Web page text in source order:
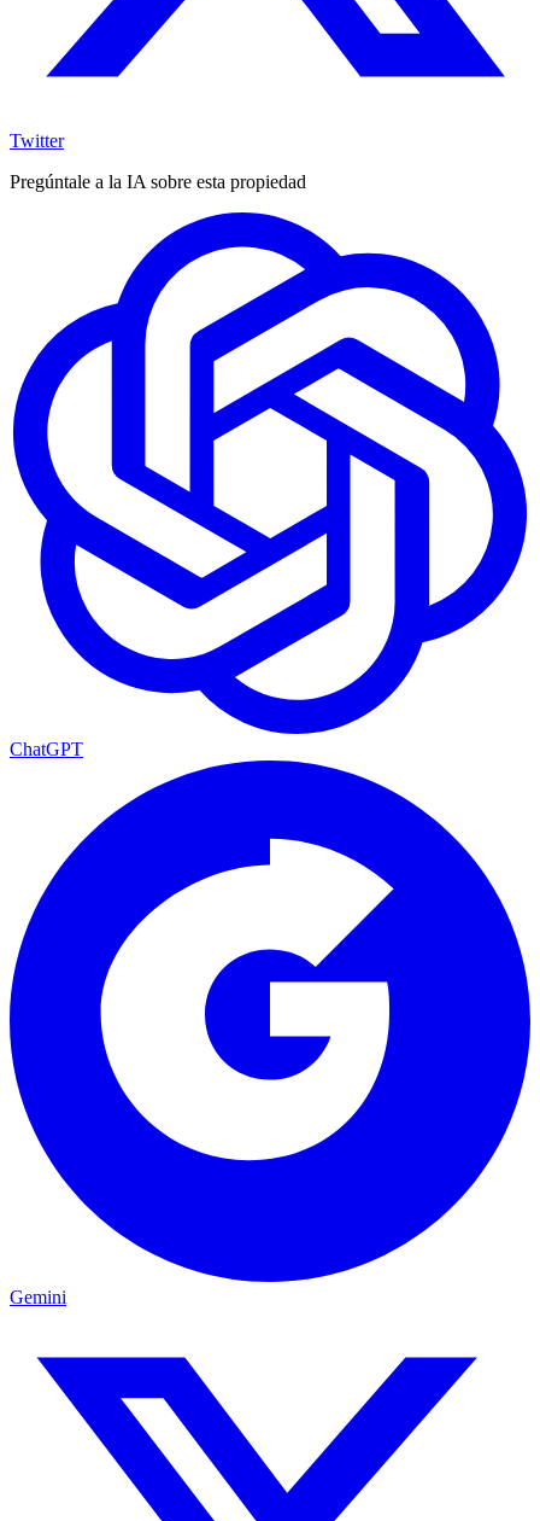
Twitter
Pregúntale a la IA sobre esta propiedad
ChatGPT
Gemini